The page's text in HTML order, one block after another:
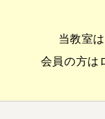
校舎案内
当教室
会員の方は